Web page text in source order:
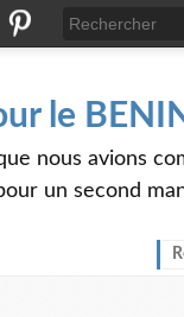
le
nous avions
un second